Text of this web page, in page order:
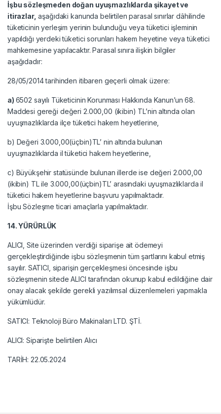
İşbu sözleşmeden doğan uyuşmazlıklarda şikayet ve
itirazlar, aşağıdaki kanunda belirtilen parasal sınırlar dâhilinde
tüketicinin yerleşim yerinin bulunduğu veya tüketici işleminin
yapıldığı yerdeki tüketici sorunları hakem heyetine veya tüketici
mahkemesine yapılacaktır. Parasal sınıra ilişkin bilgiler
aşağıdadır:
28/05/2014 tarihinden itibaren geçerli olmak üzere:
a) 6502 sayılı Tüketicinin Korunması Hakkında Kanun’un 68.
Maddesi gereği değeri 2.000,00 (ikibin) TL’nin altında olan
uyuşmazlıklarda ilçe tüketici hakem heyetlerine,
b) Değeri 3.000,00(üçbin)TL’ nin altında bulunan
uyuşmazlıklarda il tüketici hakem heyetlerine,
c) Büyükşehir statüsünde bulunan illerde ise değeri 2.000,00
(ikibin) TL ile 3.000,00(üçbin)TL’ arasındaki uyuşmazlıklarda il
tüketici hakem heyetlerine başvuru yapılmaktadır.
İşbu Sözleşme ticari amaçlarla yapılmaktadır.
14. YÜRÜRLÜK
ALICI, Site üzerinden verdiği siparişe ait ödemeyi
gerçekleştirdiğinde işbu sözleşmenin tüm şartlarını kabul etmiş
sayılır. SATICI, siparişin gerçekleşmesi öncesinde işbu
sözleşmenin sitede ALICI tarafından okunup kabul edildiğine dair
onay alacak şekilde gerekli yazılımsal düzenlemeleri yapmakla
yükümlüdür.
SATICI: Teknoloji Büro Makinaları LTD. ŞTİ.
ALICI: Siparişte belirtilen Alıcı
TARİH: 22.05.2024